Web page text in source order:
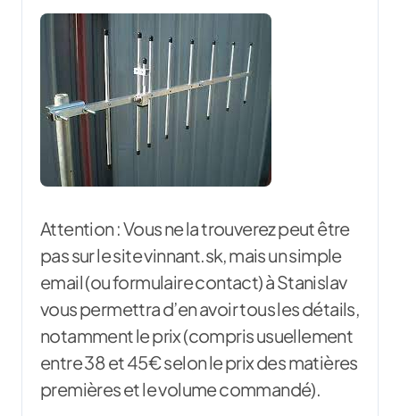
Attention : Vous ne la trouverez peut être
pas sur le site vinnant.sk, mais un simple
email (ou formulaire contact) à Stanislav
vous permettra d’en avoir tous les détails,
notamment le prix (compris usuellement
entre 38 et 45€ selon le prix des matières
premières et le volume commandé).